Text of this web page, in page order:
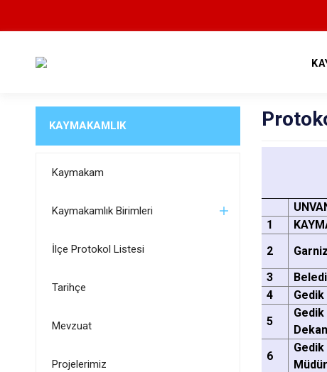
KAYMAKAMLIK
Kaymakam
Kaymakamlık Birimleri
İlçe Protokol Listesi
Tarihçe
Mevzuat
Projelerimiz
1
2
3
4
5
6